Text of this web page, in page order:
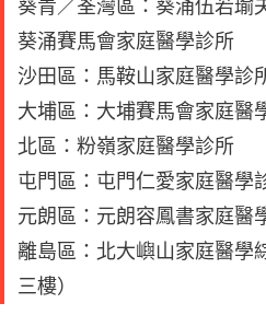
葵青／荃灣區：葵涌伍若瑜
葵涌賽馬會家庭醫學診所
沙田區：馬鞍山家庭醫學診
大埔區：大埔賽馬會家庭醫
北區：粉嶺家庭醫學診所
屯門區：屯門仁愛家庭醫學
元朗區：元朗容鳳書家庭醫
離島區：北大嶼山家庭醫學
三樓）